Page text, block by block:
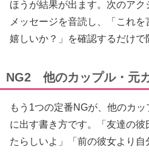
ほうが結果が出ます。次のア
メッセージを音読し、「これ
嬉しいか？」を確認するだけで
NG2 他のカップル・元
もう1つの定番NGが、他のカ
に出す書き方です。「友達の
たらしいよ」「前の彼女より自